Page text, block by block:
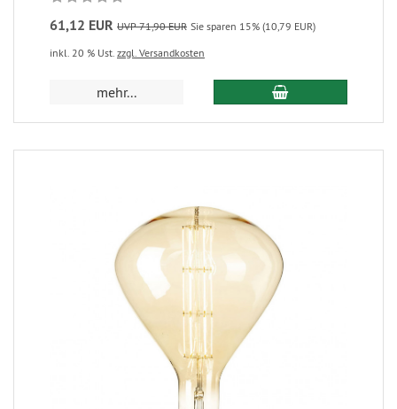
61,12 EUR UVP 71,90 EUR Sie sparen 15% (10,79 EUR)
inkl. 20 % Ust. zzgl. Versandkosten
mehr...